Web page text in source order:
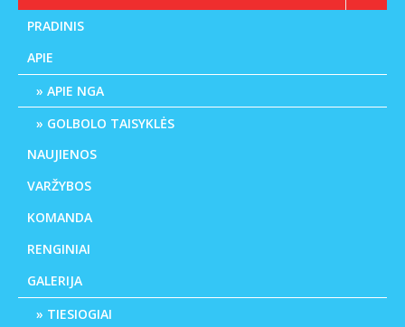
PRADINIS
APIE
APIE NGA
GOLBOLO TAISYKLĖS
NAUJIENOS
VARŽYBOS
KOMANDA
RENGINIAI
GALERIJA
TIESIOGIAI